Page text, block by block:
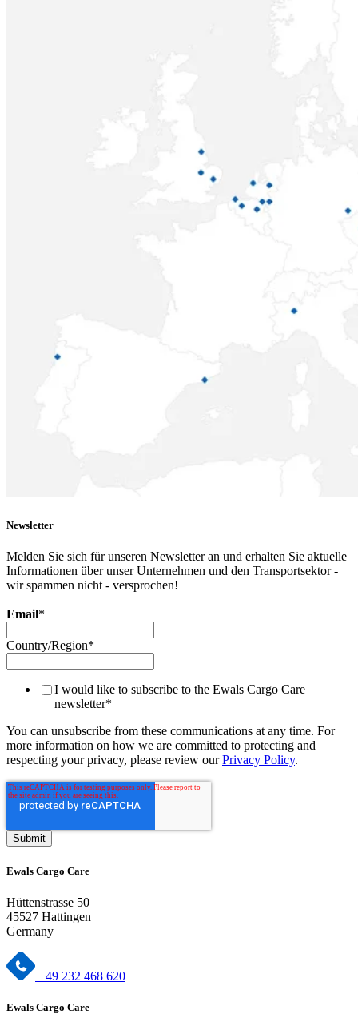
Newsletter
Melden Sie sich für unseren Newsletter an und erhalten Sie aktuelle
Informationen über unser Unternehmen und den Transportsektor -
wir spammen nicht - versprochen!
Email*
Country/Region*
I would like to subscribe to the Ewals Cargo Care
newsletter*
You can unsubscribe from these communications at any time. For
more information on how we are committed to protecting and
respecting your privacy, please review ourPrivacy Policy.
Ewals Cargo Care
Hüttenstrasse 50
45527 Hattingen
Germany
+49 232 468 620
Ewals Cargo Care